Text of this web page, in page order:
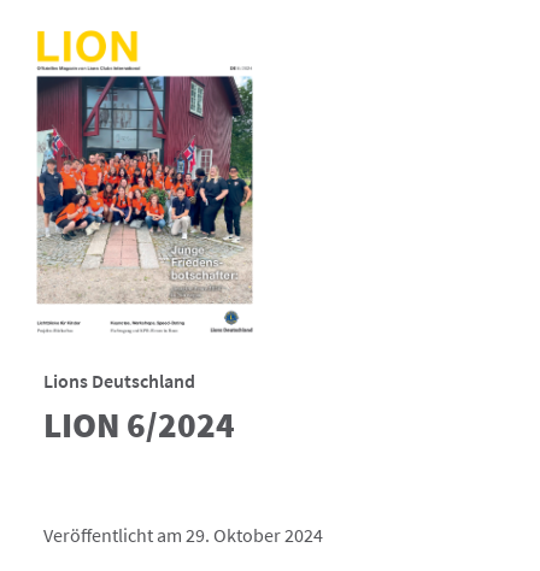
Lions Deutschland
LION 6/2024
Veröffentlicht am 29. Oktober 2024